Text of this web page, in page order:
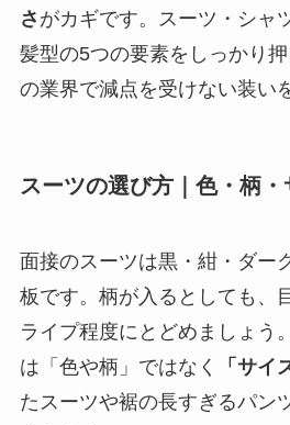
さ がカギです。スーツ・シャ
髪型の5つの要素をしっかり
の業界で減点を受けない装い
スーツの選び方｜色・柄
面接のスーツは黒・紺・ダー
板です。柄が入るとしても、
ライプ程度にとどめましょう
は「色や柄」ではなく
「サイ
たスーツや裾の長すぎるパン